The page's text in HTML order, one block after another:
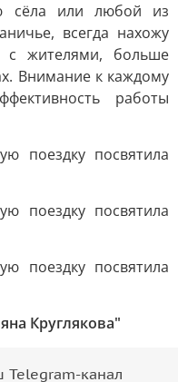
сёла или любой из
всегда нахожу
жителями, больше
Внимание к каждому
работы
Круглякова"
Telegram-канал